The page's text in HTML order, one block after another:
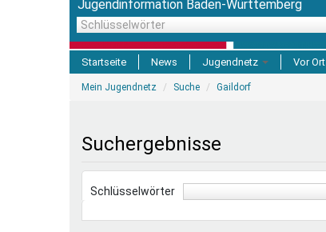
Jugendinformation Baden-Württemberg
Schlüsselwörter
Startseite News Jugendnetz
Freizeit & Reisen
Ferienfreizeiten
Vor Ort
Sie
Mein Jugendnetz Suche Gaildorf
Suchergebnisse
Schlüsselwörter